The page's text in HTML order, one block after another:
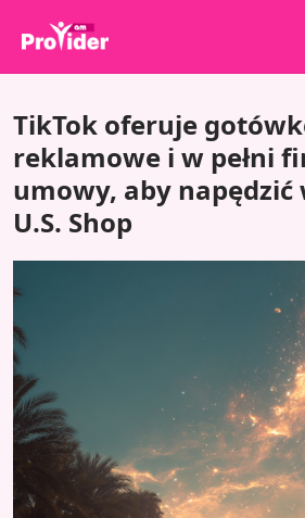
O nas
Zaloguj się
Zarejestruj się
Usługi
Blog
TikTok oferuje
reklamowe i w pełni
umowy, aby
U.S. Shop